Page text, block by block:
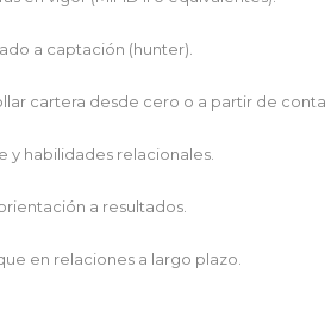
a captación (hunter).
cartera desde cero o a partir de
y habilidades relacionales.
a resultados.
en relaciones a largo plazo.